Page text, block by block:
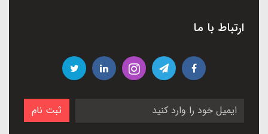
ارتباط با ما
ثبت نام